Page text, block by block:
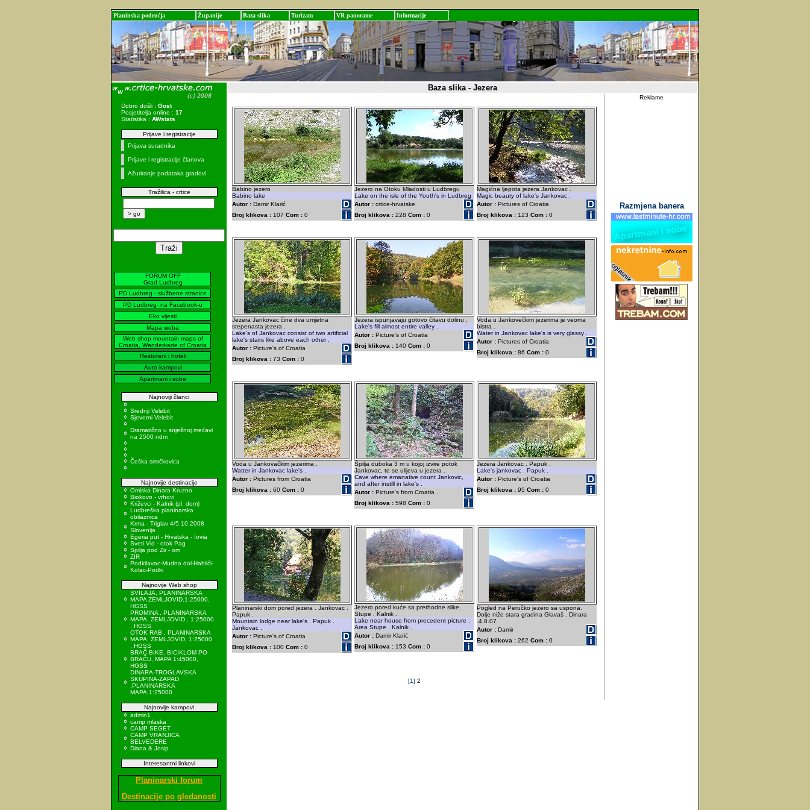
Planinska područja Županije Baza slika Turizam VR panorame Informacije
Dobro došli : Gost
Posjetitelja online : 17
Statistika : AWstats
Prijave i registracije
Prijava suradnika
Prijave i registracije članova
Ažuriranje podataka gradovi
Tražilica - crtice
FORUM OFF
Grad Ludbreg
PD Ludbreg - službene stranice
PD Ludbreg- na Facebook-u
Eko vijesti
Mapa weba
Web shop mountain maps of
Croatia, Wanderkarte of Croatia
Restorani i hoteli
Auto kampovi
Apartmani i sobe
Najnoviji članci
Srednji Velebit
Sjeverni Velebit
Dramatično u snježnoj mećavi
na 2500 ndm
Češka smrčkovica
Najnovije destinacije
Omiska Dinara Kruzno
Biokovo - vrhovi
Križevci - Kalnik (pl. dom)
Ludbreška planinarska
obilaznica
Krma - Triglav 4/5.10.2008
Slovenija
Egeria put - Hrvatska - Iovia
Sveti Vid - otok Pag
Spilja pod Zir - om
ZIR
Podkilavac-Mudna dol-Hahlići-
Kolac-Podki
Najnovije Web shop
SVILAJA, PLANINARSKA
MAPA ZEMLJOVID,1:25000,
HGSS
PROMINA , PLANINARSKA
MAPA, ZEMLJOVID , 1:25000
, HGSS
OTOK RAB , PLANINARSKA
MAPA, ZEMLJOVID, 1:25000
, HGSS
BRAČ BIKE, BICIKLOM PO
BRAČU, MAPA 1:45000,
HGSS
DINARA-TROGLAVSKA
SKUPINA-ZAPAD
,PLANINARSKA
MAPA,1:25000
Najnovije kampovi
admin1
camp mlaska
CAMP SEGET
CAMP VRANJICA
BELVEDERE
Diana & Josip
Interesantni linkovi
Planinarski forum
Destinacije po gledanosti
Baza slika - Jezera
Babino jezero
Babino lake
Autor : Damir Klarić
Broj klikova : 107 Com : 0
Jezero na Otoku Mladosti u Ludbregu
Lake on the isle of the Youth's in Ludbreg
Autor : crtice-hrvatske
Broj klikova : 228 Com : 0
Magićna ljepota jezera Jankovac .
Magic beauty of lake's Jankovac .
Autor : Pictures of Croatia
Broj klikova : 123 Com : 0
Jezera Jankovac čine dva umjetna
stepenasta jezera .
Lake's of Jankovac consist of two artificial
lake's stairs like above each other .
Autor : Picture's of Croatia
Broj klikova : 73 Com : 0
Jezera ispunjavaju gotovo čitavu dolinu .
Lake's fill almost entire valley .
Autor : Picture's of Croatia
Broj klikova : 140 Com : 0
Voda u Jankovečkim jezerima je veoma
bistra .
Water in Jankovac lake's is very glassy .
Autor : Pictures of Croatia
Broj klikova : 86 Com : 0
Voda u Jankovačkim jezerima .
Watter in Jankovac lake's .
Autor : Pictures from Croatia
Broj klikova : 60 Com : 0
Špilja duboka 3 m u kojoj izvire potok
Jankovac, te se ulijeva u jezera .
Cave where emanative count Jankovic,
and after instill in lake's .
Autor : Picture's from Croatia .
Broj klikova : 598 Com : 0
Jezera Jankovac . Papuk .
Lake's jankovac . Papuk .
Autor : Picture's of Croatia
Broj klikova : 95 Com : 0
Planinarski dom pored jezera . Jankovac .
Papuk .
Mountain lodge near lake's . Papuk .
Jankovac .
Autor : Picture's of Croatia
Broj klikova : 100 Com : 0
Jezero pored kuće sa prethodne slike.
Stupe . Kalnik .
Lake near house from precedent picture .
Area Stupe . Kalnik .
Autor : Damir Klarić
Broj klikova : 153 Com : 0
Pogled na Peručko jezero sa uspona.
Dolje niže stara gradina Glavaš . Dinara
.4.8.07
Autor : Damir
Broj klikova : 262 Com : 0
[1] 2
Reklame
Razmjena banera